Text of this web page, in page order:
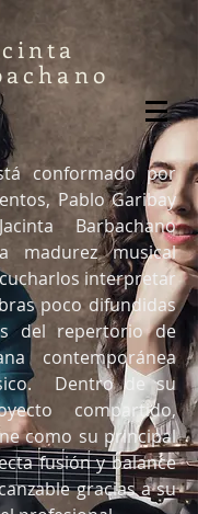
conformado por
Pablo Garibay
Barbachano
madurez musical
interpretar
poco difundidas
del repertorio de
contemporánea
Dentro de su
compartido,
como su principal
fusión y balance
gracias a su